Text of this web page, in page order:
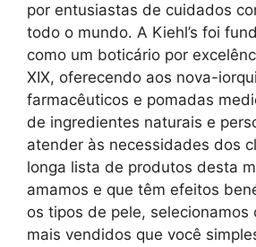
por entusiastas de cuidados
todo o mundo. A Kiehl’s foi
como um boticário por
XIX, oferecendo aos nova-
farmacêuticos e pomadas
de ingredientes naturais e
atender às necessidades dos
longa lista de produtos desta
amamos e que têm efeitos
os tipos de pele, selecionamos
mais vendidos que você